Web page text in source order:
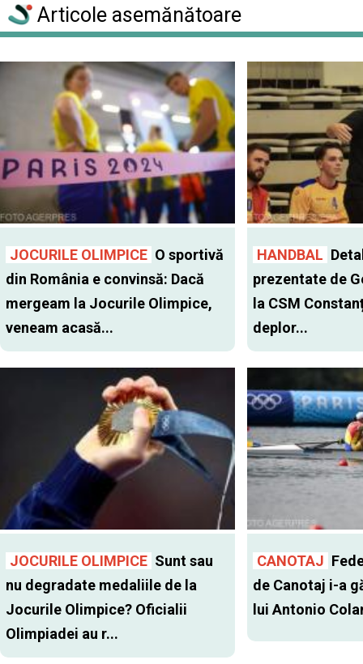
Articole asemănătoare
JOCURILE OLIMPICE O sportivă
din România e convinsă: Dacă
mergeam la Jocurile Olimpice,
veneam acasă...
HANDBAL
prezentate de
la CSM
deplor...
JOCURILE OLIMPICE Sunt sau
nu degradate medaliile de la
Jocurile Olimpice? Oficialii
Olimpiadei au r...
CANOTAJ
de Canotaj i-a
lui Antonio